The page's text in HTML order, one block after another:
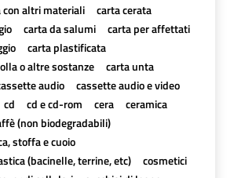
con altri materiali
carta cerata
carta da salumi
carta per affettati
carta plastificata
o altre sostanze
carta unta
audio
cassette audio e video
cd cd e cd-rom cera
ceramica
(non biodegradabili)
stoffa e cuoio
(bacinelle, terrine, etc)
cosmetici